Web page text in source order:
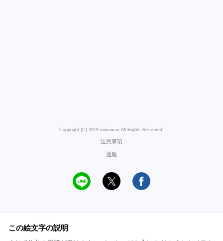
Copyright (C) 2019 miwawan All Rights Reserved.
注意事項
通報
この絵文字の説明